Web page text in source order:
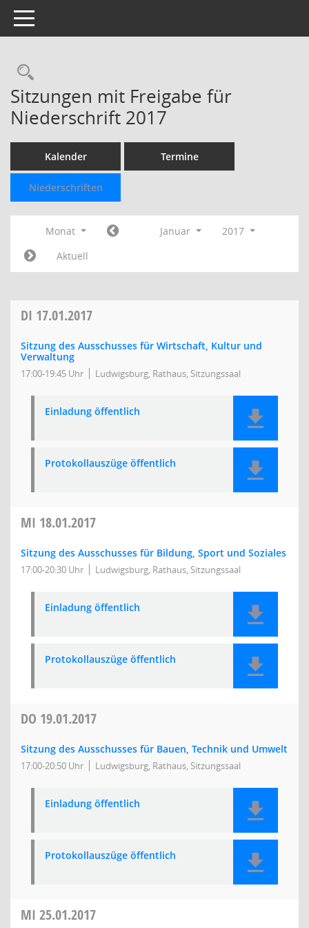
Toggle navigation
Rechercheauswahl
Sitzungen mit Freigabe für
Niederschrift 2017
Kalender Termine
Niederschriften
Monat Januar
2017
Aktuell
DI 17.01.2017
Sitzung des Ausschusses für Wirtschaft, Kultur und
Verwaltung
17:00-19:45 Uhr Ludwigsburg, Rathaus, Sitzungssaal
Einladung öffentlich
Protokollauszüge öffentlich
MI 18.01.2017
Sitzung des Ausschusses für Bildung, Sport und Soziales
17:00-20:30 Uhr Ludwigsburg, Rathaus, Sitzungssaal
Einladung öffentlich
Protokollauszüge öffentlich
DO 19.01.2017
Sitzung des Ausschusses für Bauen, Technik und Umwelt
17:00-20:50 Uhr Ludwigsburg, Rathaus, Sitzungssaal
Einladung öffentlich
Protokollauszüge öffentlich
MI 25.01.2017